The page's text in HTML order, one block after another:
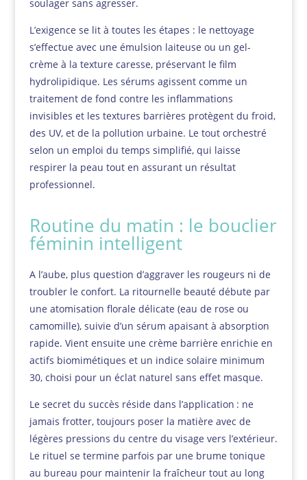
soulager sans agresser.
L’exigence se lit à toutes les étapes : le nettoyage
s’effectue avec une émulsion laiteuse ou un gel-
crème à la texture caresse, préservant le film
hydrolipidique. Les sérums agissent comme un
traitement de fond contre les inflammations
invisibles et les textures barrières protègent du froid,
des UV, et de la pollution urbaine. Le tout orchestré
selon un emploi du temps simplifié, qui laisse
respirer la peau tout en assurant un résultat
professionnel.
Routine du matin : le bouclier
féminin intelligent
A l’aube, plus question d’aggraver les rougeurs ni de
troubler le confort. La ritournelle beauté débute par
une atomisation florale délicate (eau de rose ou
camomille), suivie d’un sérum apaisant à absorption
rapide. Vient ensuite une crème barrière enrichie en
actifs biomimétiques et un indice solaire minimum
30, choisi pour un éclat naturel sans effet masque.
Le secret du succès réside dans l’application : ne
jamais frotter, toujours poser la matière avec de
légères pressions du centre du visage vers l’extérieur.
Le rituel se termine parfois par une brume tonique
au bureau pour maintenir la fraîcheur tout au long